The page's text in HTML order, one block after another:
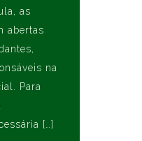
as
abertas
na
Para
[…]